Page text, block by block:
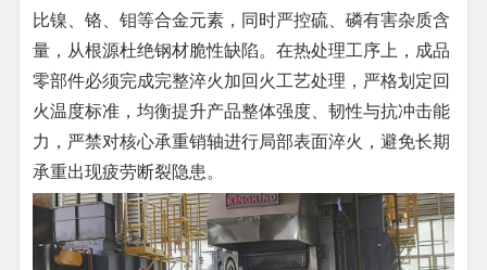
比镍、铬、钼等合金元素，同时严控硫、磷有害杂质含
量，从根源杜绝钢材脆性缺陷。在热处理工序上，成品
零部件必须完成完整淬火加回火工艺处理，严格划定回
火温度标准，均衡提升产品整体强度、韧性与抗冲击能
力，严禁对核心承重销轴进行局部表面淬火，避免长期
承重出现疲劳断裂隐患。